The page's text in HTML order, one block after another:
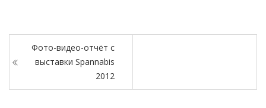
Фото-видео-отчёт с
выставки Spannabis
2012